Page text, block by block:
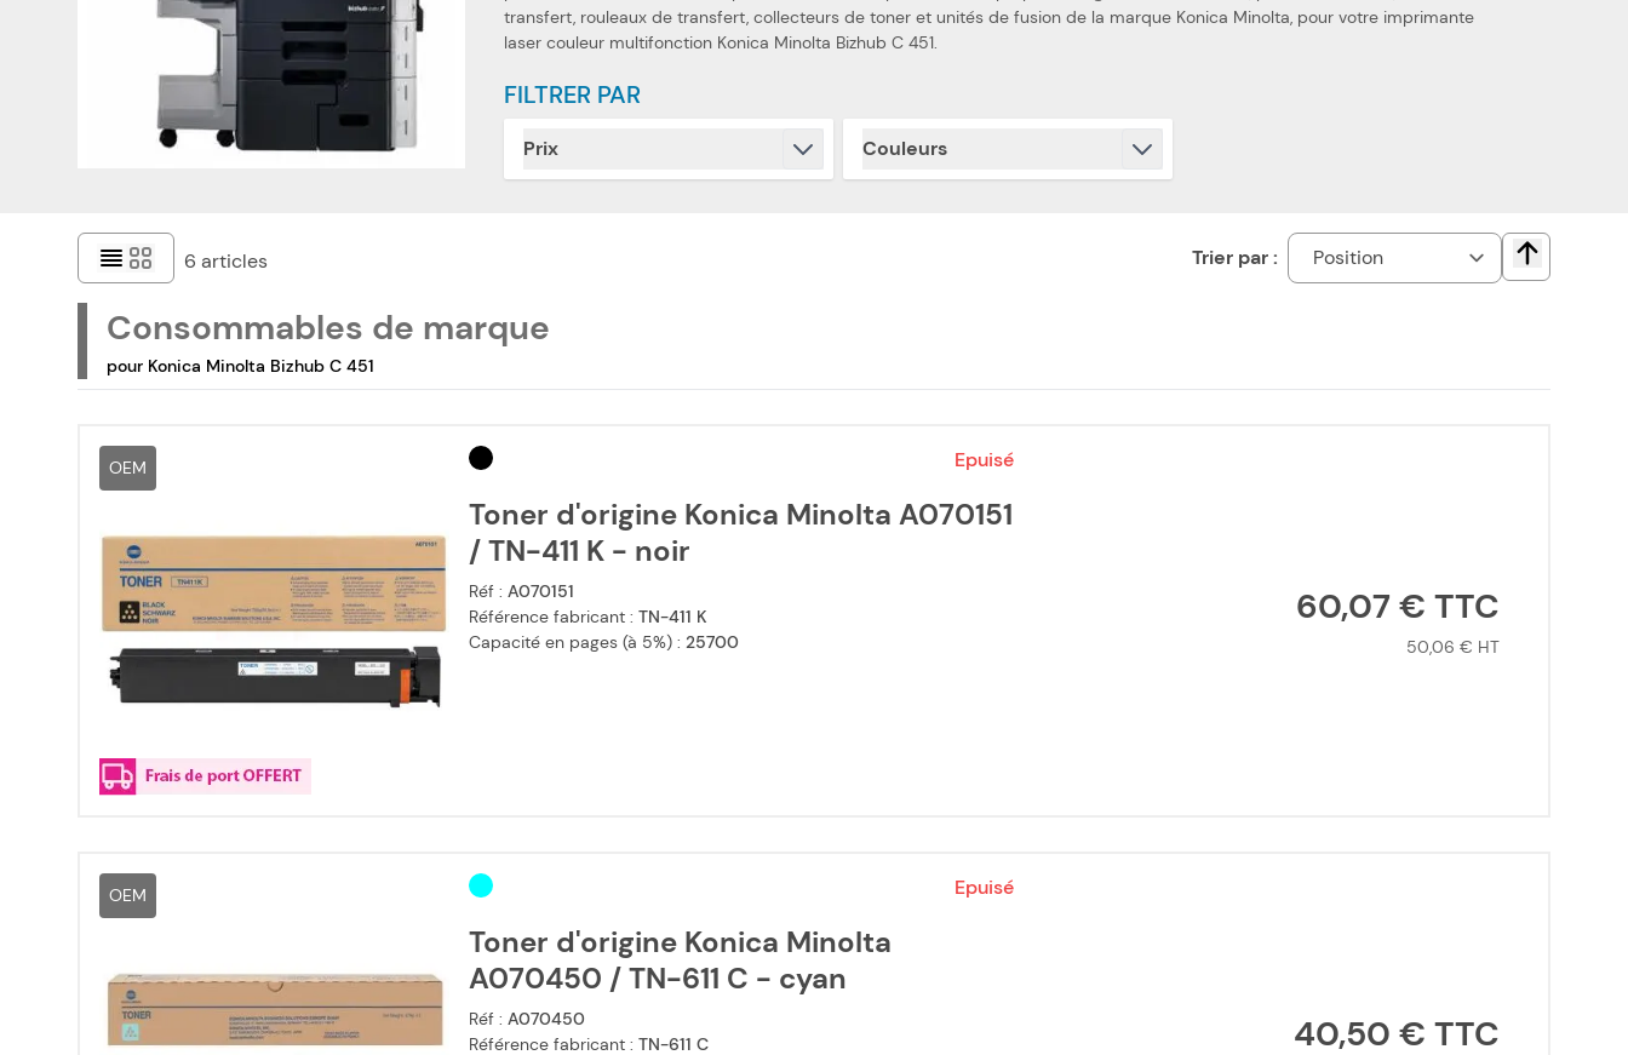
transfert, rouleaux de transfert, collecteurs de toner et unités de fusion de la marque Konica Minolta, pour votre imprimante
laser couleur multifonction Konica Minolta Bizhub C 451.
FILTRER PAR
Prix
filter
Couleurs
filter
6 articles Trier par : Change
Consommables de marque
pour Konica Minolta Bizhub C 451
OEM Epuisé
Toner d'origine Konica Minolta A070151
/ TN-411 K - noir
Réf : A070151
Référence fabricant : TN-411 K
Capacité en pages (à 5%) : 25700
60,07 €
50,06 €
OEM Epuisé
Toner d'origine Konica Minolta
A070450 / TN-611 C - cyan
Réf : A070450
Référence fabricant : TN-611 C
40,50 €